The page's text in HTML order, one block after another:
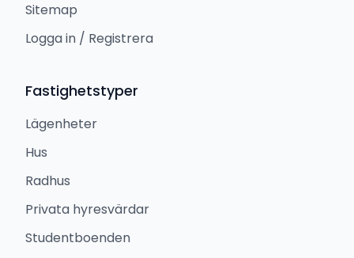
Sitemap
Logga in / Registrera
Fastighetstyper
Lägenheter
Hus
Radhus
Privata hyresvärdar
Studentboenden